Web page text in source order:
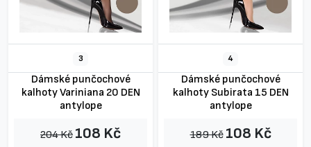
3
Dámské punčochové
kalhoty Variniana 20 DEN
antylope
204 Kč 108 Kč
4
Dámské punčochové
kalhoty Subirata 15 DEN
antylope
189 Kč 108 Kč